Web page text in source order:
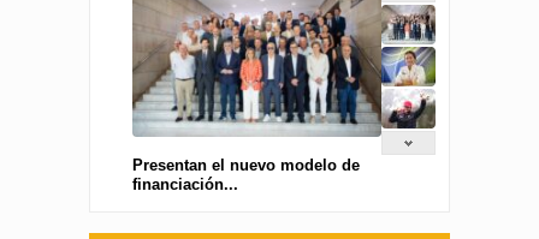
Presentan el nuevo modelo de
financiación...